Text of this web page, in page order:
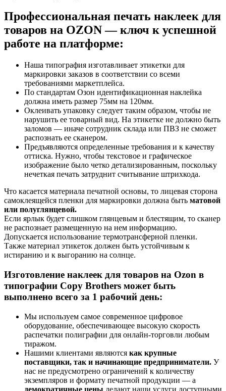
Профессиональная печать наклеек для
товаров на OZON — ключ к успешной
работе на платформе:
Наша типография изготавливает этикетки для
маркировки заказов в соответствии со всеми
требованиями маркетплейса.
По стандартам Озон идентификационная наклейка
должна иметь размер 75мм на 120мм.
Оклеивать упаковку следует таким образом, чтобы не
нарушить ее товарный вид. На этикетке не должно быть
заломов — иначе сотрудник склада или ПВЗ не сможет
распознать ее сканером.
Предъявляются определенные требования и к качеству
оттиска. Нужно, чтобы текстовое и графическое
изображение было четко детализированным, поскольку
нечеткая печать затруднит считывание штрихкода.
Что касается материала печатной основы, то лицевая сторона
самоклеящейся пленки для маркировки должна быть матовой
или полуглянцевой.
Если ярлык будет слишком глянцевым и блестящим, то сканер
не распознает размещенную на нем информацию.
Допускается использование термотрансферной пленки.
Также материал этикеток должен быть устойчивым к
истиранию и к выгоранию на солнце.
Изготовление наклеек для товаров на Ozon в
типографии Copy Brothers может быть
выполнено всего за 1 рабочий день:
Мы используем самое современное цифровое
оборудование, обеспечивающее высокую скорость
распечатки полиграфии для онлайн-торговли любым
тиражом.
Нашими клиентами являются как крупные
поставщики, так и начинающие предприниматели. У
нас не предусмотрено ограничений к количеству
экземпляров и формату печатной продукции — а
демократичные цены делают наши услуги доступными